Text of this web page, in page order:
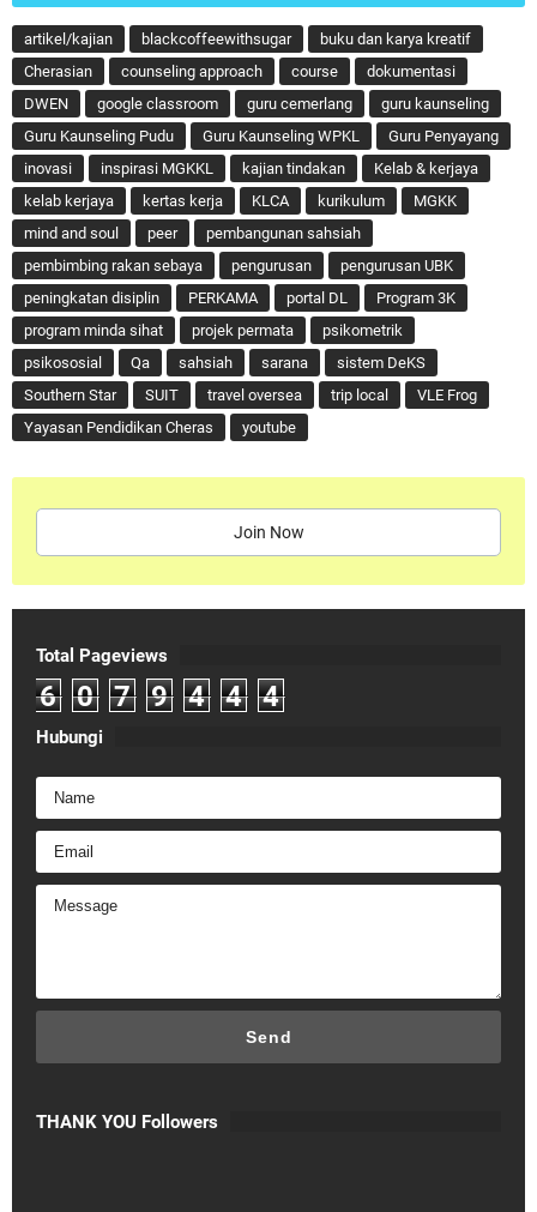
artikel/kajian blackcoffeewithsugar
buku dan karya kreatif
Cherasian
counseling approach course
dokumentasi
DWEN
google classroom guru cemerlang
guru kaunseling
Guru Kaunseling Pudu
Guru Kaunseling WPKL
Guru Penyayang
inovasi
inspirasi MGKKL kajian tindakan
Kelab & kerjaya
kelab kerjaya
kertas kerja KLCA kurikulum
MGKK
mind and soul
peer
pembangunan sahsiah
pembimbing rakan sebaya
pengurusan
pengurusan UBK
peningkatan disiplin
PERKAMA portal DL
Program 3K
program minda sihat
projek permata
psikometrik
psikososial
Qa sahsiah sarana
sistem DeKS
Southern Star
SUIT travel oversea trip local
VLE Frog
Yayasan Pendidikan Cheras
youtube
Join Now
Total Pageviews
6 0 7 9 4 4 4
Hubungi
THANK YOU Followers